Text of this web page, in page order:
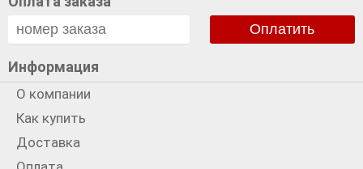
Оплатить
Информация
О компании
Как купить
Доставка